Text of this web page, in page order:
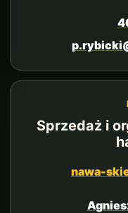
Sprzedaż i
nawa-